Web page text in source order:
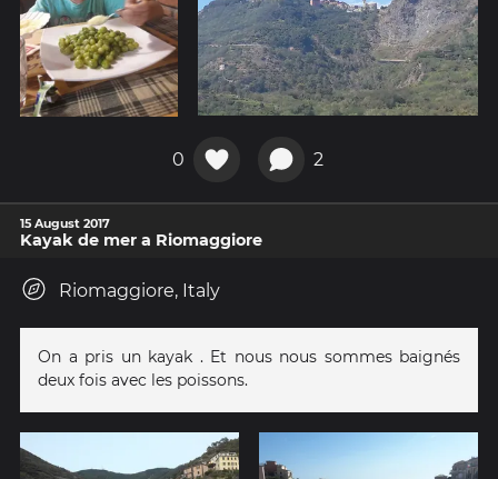
0 2
15 August 2017
Kayak de mer a Riomaggiore
Riomaggiore, Italy
On a pris un kayak . Et nous nous sommes baignés
deux fois avec les poissons.